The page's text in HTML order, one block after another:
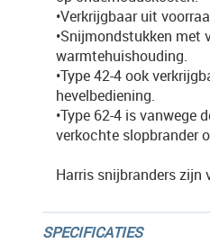
•Verkrijgbaar uit
•Snijmondstukken met
warmtehuishouding.
•Type 42-4 ook
hevelbediening.
•Type 62-4 is vanwege
verkochte slopbrander
Harris snijbranders zijn
SPECIFICATIES